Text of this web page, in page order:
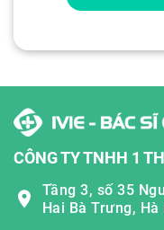
CÔNG TY TNHH 1
Tầng 3, số 35
Hai Bà Trưng, Hà